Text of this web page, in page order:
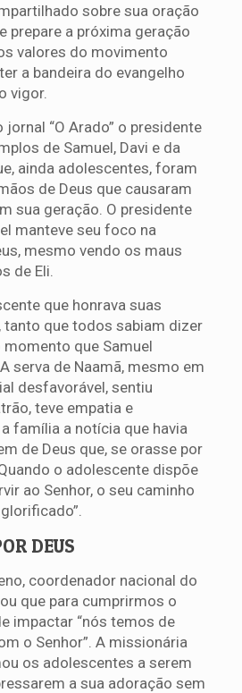
sobre sua oração
prepare a próxima geração
valores do movimento
a bandeira do evangelho
vigor.
“O Arado” o presidente
de Samuel, Davi e da
ainda adolescentes, foram
de Deus que causaram
sua geração. O presidente
manteve seu foco na
mesmo vendo os maus
de Eli.
que honrava suas
tanto que todos sabiam dizer
momento que Samuel
serva de Naamã, mesmo em
desfavorável, sentiu
teve empatia e
família a notícia que havia
de Deus que, se orasse por
o adolescente dispõe
ao Senhor, o seu caminho
DEUS
coordenador nacional do
que para cumprirmos o
impactar “nós temos de
o Senhor”. A missionária
os adolescentes a serem
a sua adoração sem